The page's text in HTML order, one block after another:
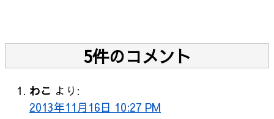
5件のコメント
わこ より:
2013年11月16日 10:27 PM